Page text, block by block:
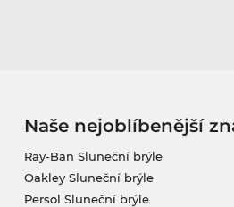
Naše nejoblíbenější
Ray-Ban Sluneční brýle
Oakley Sluneční brýle
Persol Sluneční brýle